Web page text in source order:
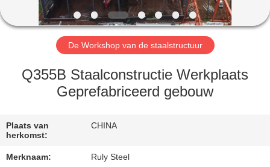
VR-
SHOW
ONGEVEER
ONS
FABRIEKSREIS
De Workshop van de staalstructuur
Q355B Staalconstructie Werkplaats
Geprefabriceerd gebouw
Plaats van
herkomst:
CHINA
Merknaam: Ruly Steel